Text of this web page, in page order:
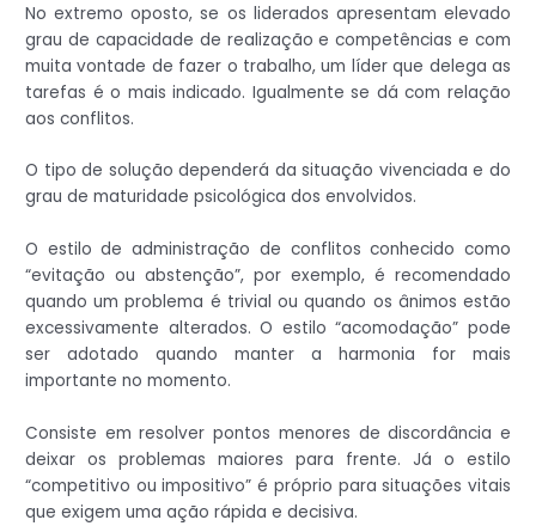
No extremo oposto, se os liderados apresentam elevado
grau de capacidade de realização e competências e com
muita vontade de fazer o trabalho, um líder que delega as
tarefas é o mais indicado. Igualmente se dá com relação
aos conflitos.
O tipo de solução dependerá da situação vivenciada e do
grau de maturidade psicológica dos envolvidos.
O estilo de administração de conflitos conhecido como
“evitação ou abstenção”, por exemplo, é recomendado
quando um problema é trivial ou quando os ânimos estão
excessivamente alterados. O estilo “acomodação” pode
ser adotado quando manter a harmonia for mais
importante no momento.
Consiste em resolver pontos menores de discordância e
deixar os problemas maiores para frente. Já o estilo
“competitivo ou impositivo” é próprio para situações vitais
que exigem uma ação rápida e decisiva.